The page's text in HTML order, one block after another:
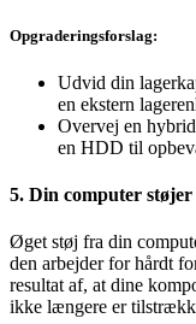
Opgraderingsforslag:
Udvid din
en ekstern
Overvej en
en HDD til
5. Din computer
Øget støj fra din
den arbejder for hårdt
resultat af, at dine
ikke længere er